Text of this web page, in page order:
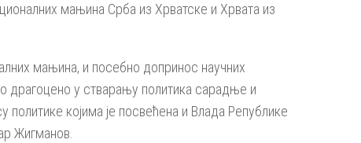
мањина Срба из Хрватске и Хрвата из
мањина, и посебно допринос научних
драгоцено у стварању политика сарадње и
којима је посвећена и Влада Републике
Жигманов.